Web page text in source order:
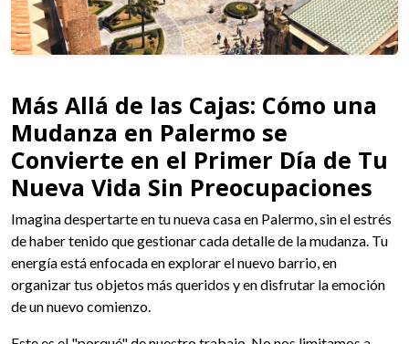
Más Allá de las Cajas: Cómo una
Mudanza en Palermo se
Convierte en el Primer Día de Tu
Nueva Vida Sin Preocupaciones
Imagina despertarte en tu nueva casa en Palermo, sin el estrés
de haber tenido que gestionar cada detalle de la mudanza. Tu
energía está enfocada en explorar el nuevo barrio, en
organizar tus objetos más queridos y en disfrutar la emoción
de un nuevo comienzo.